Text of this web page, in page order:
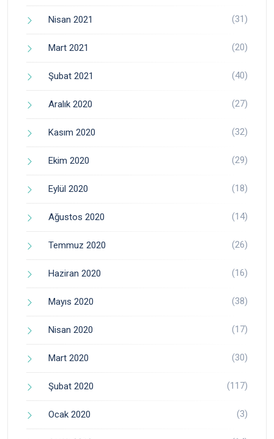
Nisan 2021 (31)
Mart 2021 (20)
Şubat 2021 (40)
Aralık 2020 (27)
Kasım 2020 (32)
Ekim 2020 (29)
Eylül 2020 (18)
Ağustos 2020 (14)
Temmuz 2020 (26)
Haziran 2020 (16)
Mayıs 2020 (38)
Nisan 2020 (17)
Mart 2020 (30)
Şubat 2020 (117)
Ocak 2020 (3)